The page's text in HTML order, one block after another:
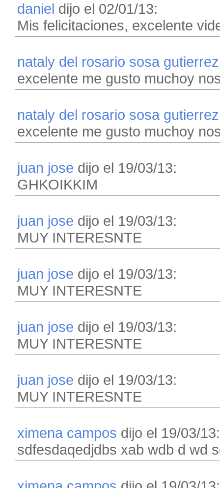
daniel dijo el 02/01/13:
Mis felicitaciones, excelente
nataly del rosario sosa gutierrez
excelente me gusto muchoy
nataly del rosario sosa gutierrez
excelente me gusto muchoy
juan jose dijo el 19/03/13:
GHKOIKKIM
juan jose dijo el 19/03/13:
MUY INTERESNTE
juan jose dijo el 19/03/13:
MUY INTERESNTE
juan jose dijo el 19/03/13:
MUY INTERESNTE
juan jose dijo el 19/03/13:
MUY INTERESNTE
ximena campos dijo el 19/03/13:
sdfesdaqedjdbs xab wdb d wd